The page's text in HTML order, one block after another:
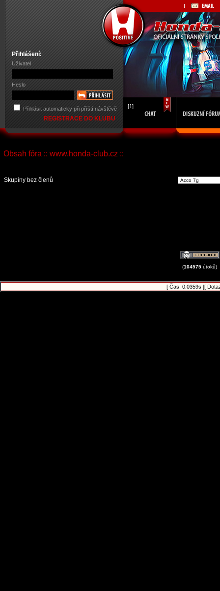
Přihlášení:
Uživatel
Heslo
Přihlásit automaticky při příští návštěvě
REGISTRACE DO KLUBU
[1]
Obsah fóra :: www.honda-club.cz ::
Skupiny bez členů
(104575 útoků)
[ Čas: 0.0359s ][